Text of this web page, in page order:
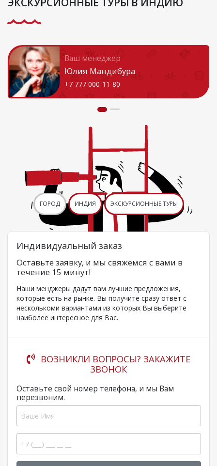
Индивидуальный заказ
Оставьте заявку, и мы свяжемся с вами в
течение 15 минут!
Наши менджеры дадут вам лучшие предложения,
которые есть на рынке. Вы получите сразу ответ с
несколькоми вариантами из которых Вы выберите
наиболее интересное для Вас.
ВОЗНИКЛИ ВОПРОСЫ? ЗАКАЖИТЕ
ЗВОНОК
Оставьте свой номер телефона, и мы Вам
перезвоним.
Ваш менеджер
Юлия Мандибура
+7 777 000-11-80
ГОРОД ИНДИЯ ЭКСКУРСИОННЫЕ ТУРЫ